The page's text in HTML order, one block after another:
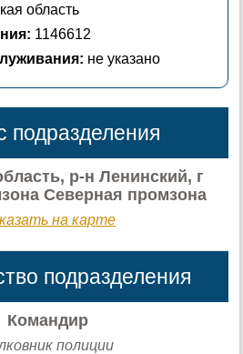
область
1146612
не указано
подразделения
р-н Ленинский, г
Северная промзона
на карте
подразделения
Командир
полиции